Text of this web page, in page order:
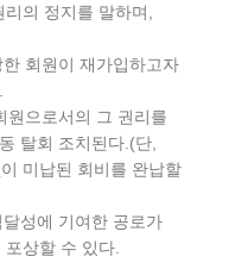
의 정지를 말하며,
회원이 재가입하고자
으로서의 그 권리를
탈회 조치된다.(단,
미납된 회비를 완납할
성에 기여한 공로가
상할 수 있다.